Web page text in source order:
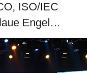
ISO/IEC
Engel…